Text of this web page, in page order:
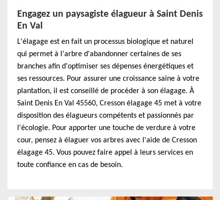
Engagez un paysagiste élagueur à Saint Denis
En Val
L'élagage est en fait un processus biologique et naturel
qui permet à l'arbre d'abandonner certaines de ses
branches afin d'optimiser ses dépenses énergétiques et
ses ressources. Pour assurer une croissance saine à votre
plantation, il est conseillé de procéder à son élagage. À
Saint Denis En Val 45560, Cresson élagage 45 met à votre
disposition des élagueurs compétents et passionnés par
l'écologie. Pour apporter une touche de verdure à votre
cour, pensez à élaguer vos arbres avec l'aide de Cresson
élagage 45. Vous pouvez faire appel à leurs services en
toute confiance en cas de besoin.